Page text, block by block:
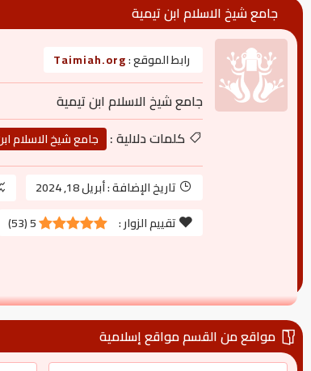
جامع شيخ الاسلام ابن تيمية
رابط الموقع :Taimiah.org
جامع شيخ الاسلام ابن تيمية
كلمات دلالية :
جامع شيخ الاسلام
تاريخ الإضافة :أبريل 18, 2024
تقييم الزوار :
5
(
53
)
مواقع من القسم مواقع إسلامية